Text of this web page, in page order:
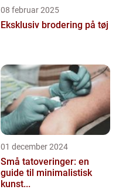
08 februar 2025
Eksklusiv brodering på tøj
01 december 2024
Små tatoveringer: en
guide til minimalistisk
kunst...